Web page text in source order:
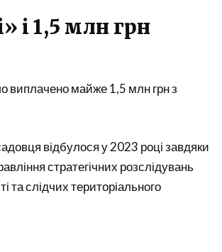
і 1,5 млн грн
виплачено майже 1,5 млн грн з
відбулося у 2023 році завдяки
стратегічних розслідувань
та слідчих територіального